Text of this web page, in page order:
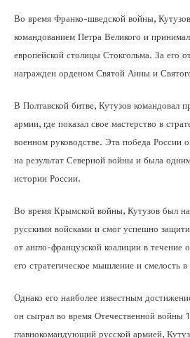
Во время Франко-шведской войны,
командованием Петра Великого и
европейской столицы Стокгольма. За его
награжден орденом Святой Анны и
В Полтавской битве, Кутузов командовал
армии, где показал свое мастерство в
военном руководстве. Эта победа России
на результат Северной войны и была
истории России.
Во время Крымской войны, Кутузов был
русскими войсками и смог успешно
от англо-французской коалиции в течение
его стратегическое мышление и смелость в
Однако его наиболее известным
он сыграл во время Отечественной войны
главнокомандующий русской армией,